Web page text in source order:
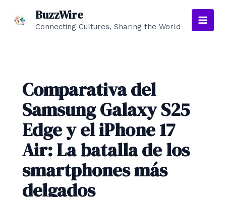
contenido
BuzzWire
Connecting Cultures, Sharing the World
Main
Comparativa del
Samsung Galaxy S25
Edge y el iPhone 17
Air: La batalla de los
smartphones más
delgados